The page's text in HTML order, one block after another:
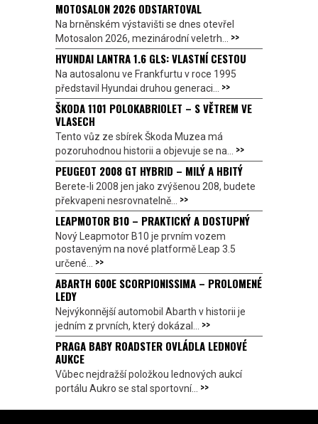
MOTOSALON 2026 ODSTARTOVAL
Na brněnském výstavišti se dnes otevřel
Motosalon 2026, mezinárodní veletrh... >>
HYUNDAI LANTRA 1.6 GLS: VLASTNÍ CESTOU
Na autosalonu ve Frankfurtu v roce 1995
představil Hyundai druhou generaci... >>
ŠKODA 1101 POLOKABRIOLET – S VĚTREM VE
VLASECH
Tento vůz ze sbírek Škoda Muzea má
pozoruhodnou historii a objevuje se na... >>
PEUGEOT 2008 GT HYBRID – MILÝ A HBITÝ
Berete-li 2008 jen jako zvýšenou 208, budete
překvapeni nesrovnatelně... >>
LEAPMOTOR B10 – PRAKTICKÝ A DOSTUPNÝ
Nový Leapmotor B10 je prvním vozem
postaveným na nové platformě Leap 3.5
určené... >>
ABARTH 600E SCORPIONISSIMA – PROLOMENÉ
LEDY
Nejvýkonnější automobil Abarth v historii je
jedním z prvních, který dokázal... >>
PRAGA BABY ROADSTER OVLÁDLA LEDNOVÉ
AUKCE
Vůbec nejdražší položkou lednových aukcí
portálu Aukro se stal sportovní... >>